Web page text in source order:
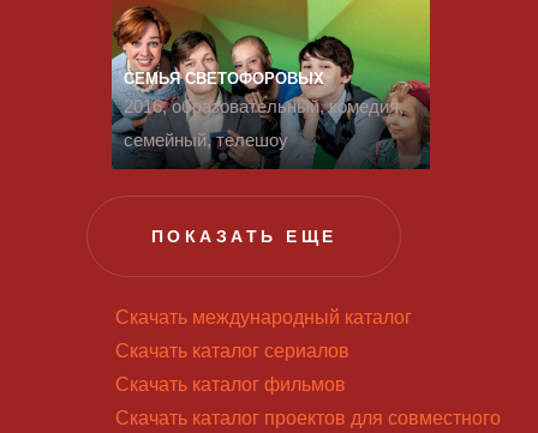
СЕМЬЯ СВЕТОФОРОВЫХ
2016, образовательный, комедия,
семейный, телешоу
ПОКАЗАТЬ ЕЩЕ
Скачать международный каталог
Скачать каталог сериалов
Скачать каталог фильмов
Скачать каталог проектов для совместного